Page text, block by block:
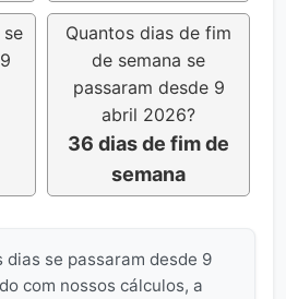
Quantos dias de fim
de semana se
passaram desde 9
abril 2026?
36 dias de fim de
semana
dias se passaram desde 9
com nossos cálculos, a